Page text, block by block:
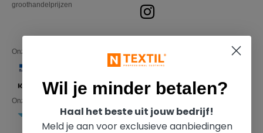
groothandelprijzen
Onze financiële partners
Onze transporteurs
Wil je minder betalen?
Haal het beste uit jouw bedrijf!
Meld je aan voor exclusieve aanbiedingen